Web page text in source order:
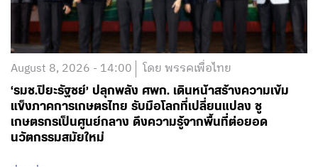
‘รมช.ปิยะรัฐชย์’ ปลุกพลัง ศพก. เดินหน้าสร้างความเข้ม
แข็งภาคการเกษตรไทย รับมือโลกที่เปลี่ยนแปลง ชู
เกษตรกรเป็นศูนย์กลาง ดึงความรู้จากพื้นที่ต่อยอด
นวัตกรรมสมัยใหม่
อ่านต่อ